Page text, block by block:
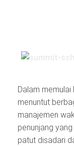
Dalam
menuntut
manajemen
penunjang
patut disadari